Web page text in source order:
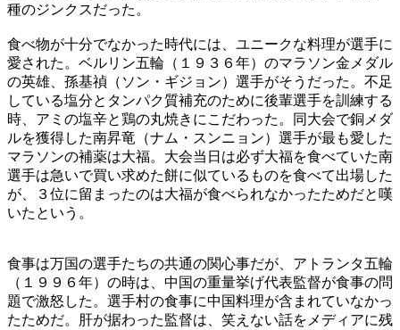
種のジンクスだった。
食べ物が十分でなかった時代には、ユニークな料理が選手に
愛された。ベルリン五輪（１９３６年）のマラソン金メダル
の英雄、孫基禎（ソン・ギジョン）選手がそうだった。不足
している塩分とタンパク質補充のために後輩選手を訓練する
時、アミの塩辛と鶏の丸焼きにこだわった。同大会で銅メダ
ルを獲得した南昇竜（ナム・スンニョン）選手が最も愛した
マラソンの補薬は大福。大会当日は必ず大福を食べていた南
選手は急いで買い求めた餅に似ているものを食べて出場した
が、３位に留まったのは大福が食べられなかったためだと嘆
いたという。
食事は万国の選手たちの共通の関心事だが、アトランタ五輪
（１９９６年）の時は、中国の重量挙げ代表監督が食事の問
題で激怒した。選手村の食事に中国料理が含まれていなかっ
たためだ。肝が据わった監督は、笑えない話をメディアに残